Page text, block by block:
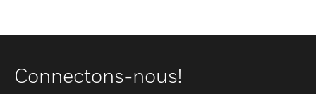
Connectons-nous!